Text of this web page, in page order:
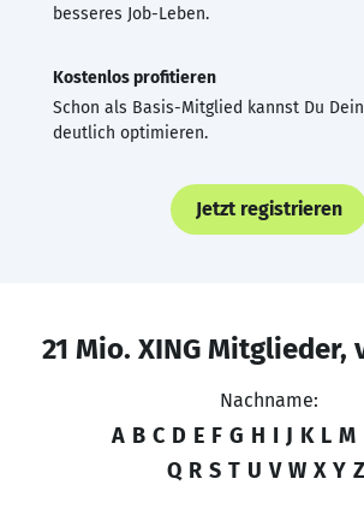
besseres Job-Leben.
Kostenlos profitieren
Schon als Basis-Mitglied kannst Du
deutlich optimieren.
Jetzt registrieren
21 Mio. XING Mitglieder,
Nachname:
A B C D E F G H I J K L M
Q R S T U V W X Y Z